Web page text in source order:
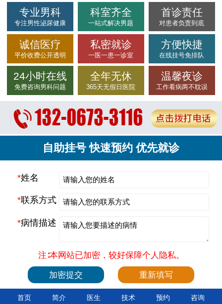
专业男科
专注男性泌尿健康
科室齐全
一站式解决男题
首诊责任
对患者负责到底
诚信医疗
平价收费公开透明
私密就诊
一医一患一诊室
方便快捷
在线挂号免排队
24小时在线
免费咨询男科问题
全年无休
365天无假日医院
温馨夜诊
工作看病两不耽误
自助挂号 快速预约 优先就诊
*姓名
*联系方式
*病情描述
注∶本网站已加密，较好保障个人隐私。
首页 简介 医生 技术 预约 咨询